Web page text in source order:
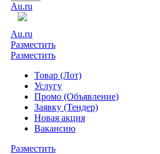
Au.ru
Au.ru
Разместить
Разместить
Товар (Лот)
Услугу
Промо (Объявление)
Заявку (Тендер)
Новая акция
Вакансию
Разместить